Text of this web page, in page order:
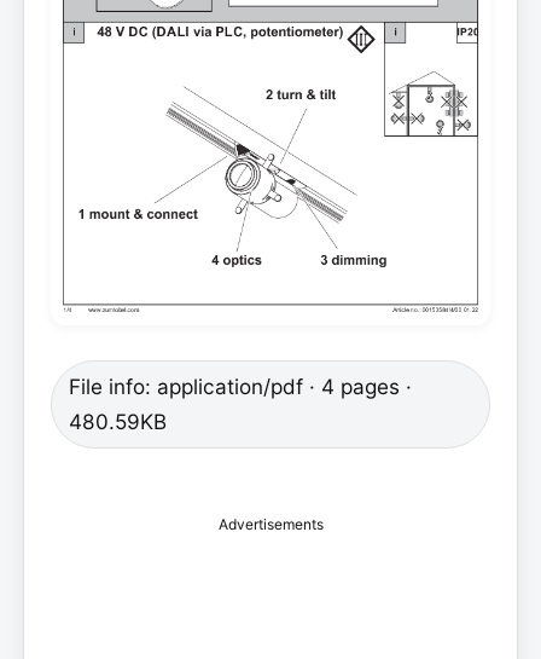
File info: application/pdf · 4 pages ·
480.59KB
Advertisements